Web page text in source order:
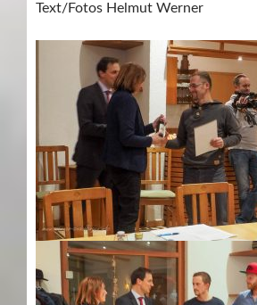
Text/Fotos Helmut Werner